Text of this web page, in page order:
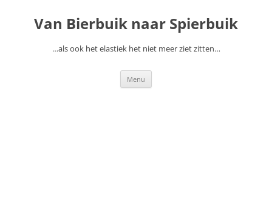
inhoudVan Bierbuik naar Spierbuik
…als ook het elastiek het niet meer ziet zitten…
Menu